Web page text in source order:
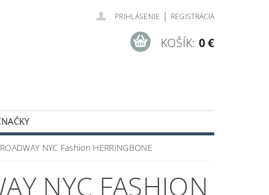
PRIHLÁSENIE | REGISTRÁCIA
KOŠÍK: 0 €
PODMIENKY
NYC Fashion HERRINGBONE
NYC FASHION